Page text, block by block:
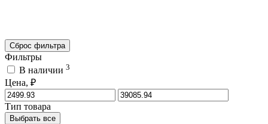
Сброс фильтра
Фильтры
В наличии 3
Цена, ₽
Тип товара
Выбрать все